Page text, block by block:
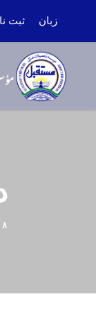
زبان ثبت